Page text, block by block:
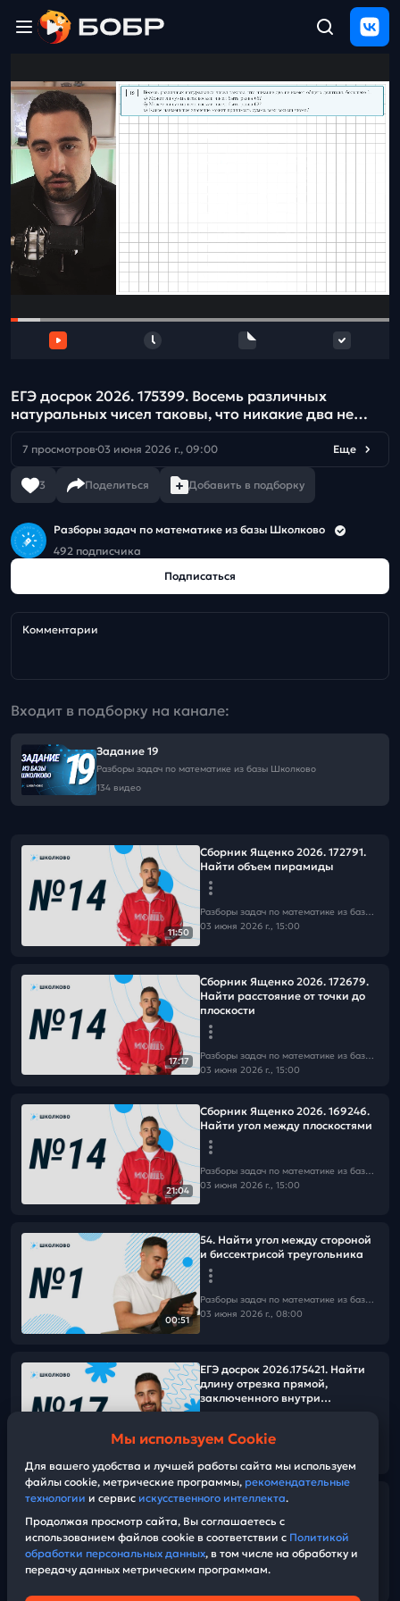
ЩЕЛЧОК
2026
Полезные
материалы
Проверка
сочинений
Тех
поддержка
и
ЕГЭ досрок 2026. 175399. Восемь различных
натуральных чисел таковы, что никакие два не
имеют общего делителя, большего 1
7 просмотров 03 июня 2026 г., 09:00 Еще
3 Поделиться Добавить в подборку
Разборы задач по математике из базы Школково
492 подписчика
Подписаться
Комментарии
Входит в подборку на канале:
Задание 19
Разборы задач по математике из базы Школково
134 видео
11:50
Сборник Ященко 2026. 172791.
Найти объем пирамиды
Разборы задач по математике из базы Школково
03 июня 2026 г., 15:00
17:17
Сборник Ященко 2026. 172679.
Найти расстояние от точки до
плоскости
Разборы задач по математике из базы Школково
03 июня 2026 г., 15:00
21:04
Сборник Ященко 2026. 169246.
Найти угол между плоскостями
Разборы задач по математике из базы Школково
03 июня 2026 г., 15:00
00:51
54. Найти угол между стороной
и биссектрисой треугольника
Разборы задач по математике из базы Школково
03 июня 2026 г., 08:00
ЕГЭ досрок 2026.175421. Найти
длину отрезка прямой,
заключенного внутри
120519. Найти объем конуса
03 июня 2026 г., 08:00
Мы используем Cookie
Для вашего удобства и лучшей работы сайта мы используем
файлы cookie, метрические программы, рекомендательные
технологии и сервис искусственного интеллекта.
Продолжая просмотр сайта, Вы соглашаетесь с
использованием файлов cookie в соответствии с Политикой
обработки персональных данных, в том числе на обработку и
передачу данных метрическим программам.